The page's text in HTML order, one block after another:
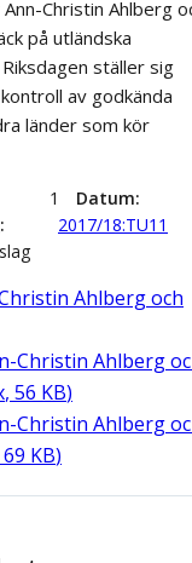
Christin Ahlberg
på utländska
ställer sig
av godkända
länder som kör
1
Datum
2017/18:TU11
Ahlberg och
Christin Ahlberg
, 56 KB)
Christin Ahlberg
69 KB)